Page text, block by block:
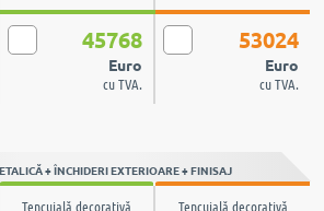
45768
Euro
cu TVA.
53024
Euro
cu TVA.
+ ÎNCHIDERI EXTERIOARE + FINISAJ
Tencuială decorativă Tencuială decorativă